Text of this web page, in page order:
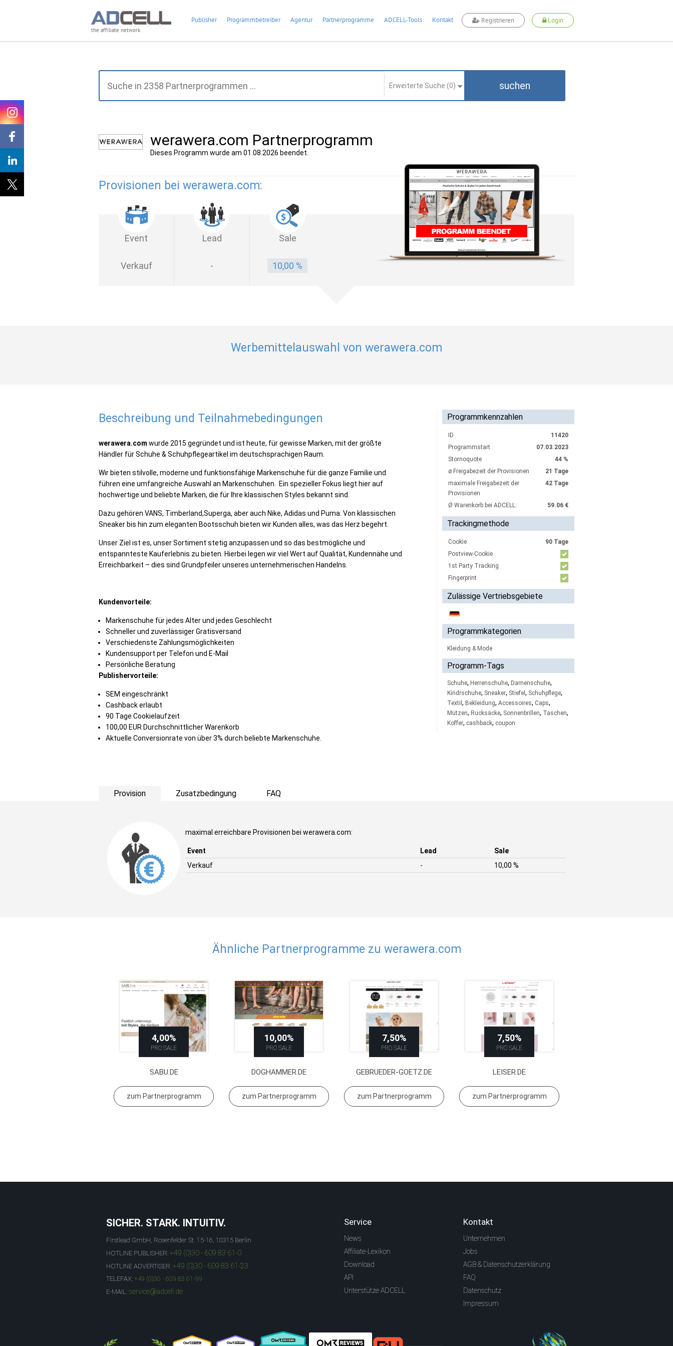
the affiliate network
Publisher Programmbetreiber Agentur Partnerprogramme ADCELL-Tools Kontakt Registrieren Login
Erweiterte Suche (0) suchen
werawera.com Partnerprogramm
Dieses Programm wurde am 01.08.2026 beendet.
Provisionen bei werawera.com:
Event Lead Sale
Verkauf - 10,00 %
Werbemittelauswahl von werawera.com
Beschreibung und Teilnahmebedingungen
werawera.com wurde 2015 gegründet und ist heute, für gewisse Marken, mit der größte
Händler für Schuhe & Schuhpflegeartikel im deutschsprachigen Raum.
Wir bieten stilvolle, moderne und funktionsfähige Markenschuhe für die ganze Familie und
führen eine umfangreiche Auswahl an Markenschuhen. Ein spezieller Fokus liegt hier auf
hochwertige und beliebte Marken, die für Ihre klassischen Styles bekannt sind.
Dazu gehören VANS, Timberland,Superga, aber auch Nike, Adidas und Puma. Von klassischen
Sneaker bis hin zum eleganten Bootsschuh bieten wir Kunden alles, was das Herz begehrt.
Unser Ziel ist es, unser Sortiment stetig anzupassen und so das bestmögliche und
entspannteste Kauferlebnis zu bieten. Hierbei legen wir viel Wert auf Qualität, Kundennähe und
Erreichbarkeit – dies sind Grundpfeiler unseres unternehmerischen Handelns.
Kundenvorteile:
Markenschuhe für jedes Alter und jedes Geschlecht
Schneller und zuverlässiger Gratisversand
Verschiedenste Zahlungsmöglichkeiten
Kundensupport per Telefon und E-Mail
Persönliche Beratung
Publishervorteile:
SEM eingeschränkt
Cashback erlaubt
90 Tage Cookielaufzeit
100,00 EUR Durchschnittlicher Warenkorb
Aktuelle Conversionrate von über 3% durch beliebte Markenschuhe.
Programmkennzahlen
ID
11420
Programmstart
07.03.2023
Stornoquote
44 %
ø Freigabezeit der Provisionen
21 Tage
maximale Freigabezeit der
Provisionen
42 Tage
Ø Warenkorb bei ADCELL: 59.06 €
Trackingmethode
Cookie
90 Tage
Postview-Cookie
1st Party Tracking
Fingerprint
Zulässige Vertriebsgebiete
Programmkategorien
Kleidung & Mode
Programm-Tags
Schuhe, Herrenschuhe, Damenschuhe,
Kindrschuhe, Sneaker, Stiefel , Schuhpflege,
Textil , Bekleidung, Accessoires, Caps,
Mützen, Rucksäcke, Sonnenbrillen, Taschen,
Koffer, cashback, coupon
Provision Zusatzbedingung FAQ
maximal erreichbare Provisionen bei werawera.com:
Event Lead
Sale
Verkauf
- 10,00 %
Ähnliche Partnerprogramme zu werawera.com
4,00%
PRO SALE
SABU.DE
zum Partnerprogramm
10,00%
PRO SALE
DOGHAMMER.DE
zum Partnerprogramm
7,50%
PRO SALE
GEBRUEDER-GOETZ.DE
zum Partnerprogramm
7,50%
PRO SALE
LEISER.DE
zum Partnerprogramm
SICHER. STARK. INTUITIV.
Firstlead GmbH, Rosenfelder St. 15-16, 10315 Berlin
HOTLINE PUBLISHER: +49 (0)30 - 609 83 61-0
HOTLINE ADVERTISER: +49 (0)30 - 609 83 61-23
TELEFAX: +49 (0)30 - 609 83 61-99
E-MAIL: service@adcell.de
Service
News
Affiliate-Lexikon
Download
API
Unterstütze ADCELL
Kontakt
Unternehmen
Jobs
AGB & Datenschutzerklärung
FAQ
Datenschutz
Impressum